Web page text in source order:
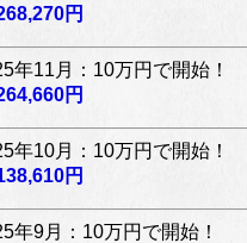
円
年11月：10万円で開始！
円
年10月：10万円で開始！
円
年9月：10万円で開始！